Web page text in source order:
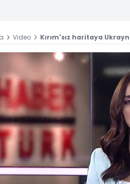
Video Kırım'sız haritaya